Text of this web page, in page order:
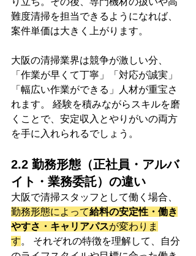
難度清掃を担当できるようになれば、
案件単価は大きく上がります。
大阪の清掃業界は競争が激しい分、
「作業が早くて丁寧」「対応が誠実」
「幅広い作業ができる」人材が重宝さ
れます。 経験を積みながらスキルを磨
くことで、安定収入とやりがいの両方
を手に入れられるでしょう。
2.2 勤務形態（正社員・アルバ
イト・業務委託）の違い
大阪で清掃スタッフとして働く場合、
勤務形態によって給料の安定性・働き
やすさ・キャリアパスが変わりま
す。 それぞれの特徴を理解して、自分